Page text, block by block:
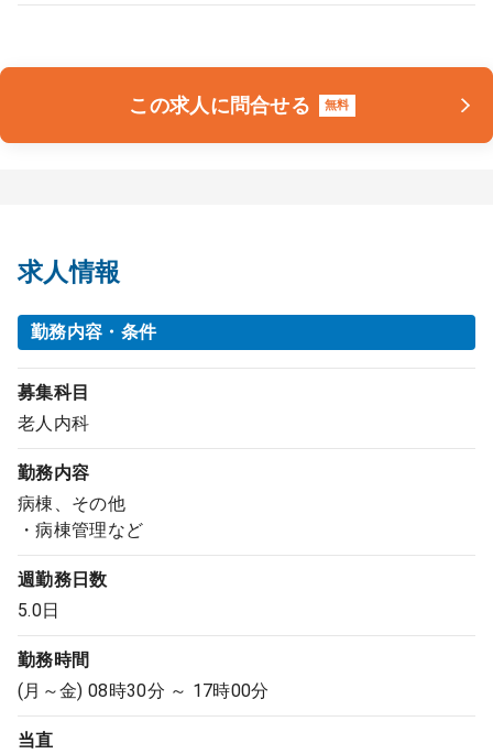
この求人に問合せる 無料
求人情報
勤務内容・条件
募集科目
老人内科
勤務内容
病棟、その他
・病棟管理など
週勤務日数
5.0日
勤務時間
(月～金) 08時30分 ～ 17時00分
当直